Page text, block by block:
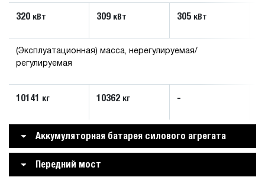
320 кВт 309 кВт 305 кВт
(Эксплуатационная) масса, нерегулируемая/
регулируемая
10141 кг 10362 кг -
Аккумуляторная батарея силового агрегата
Передний мост